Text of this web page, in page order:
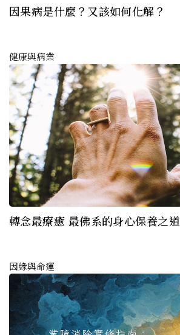
因果病是什麼？又該如何化解？
健康與病業
轉念最療癒 最佛系的身心保養之道
因緣與命運